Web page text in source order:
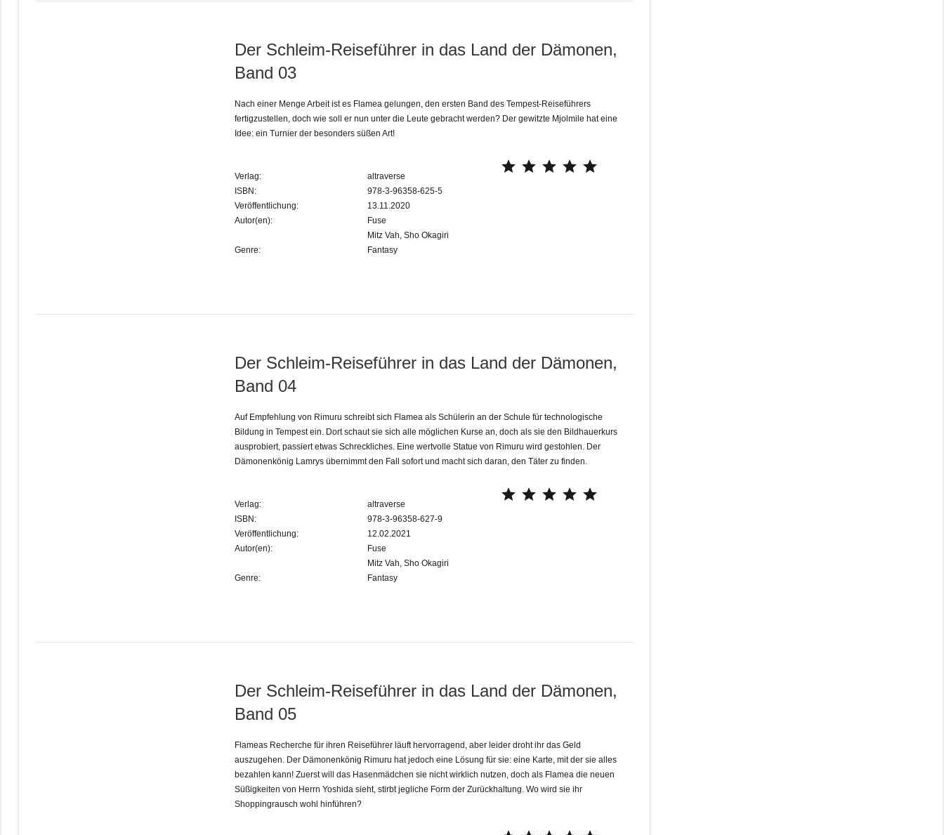
Der Schleim-Reiseführer in das Land der Dämonen,
Band 03
Nach einer Menge Arbeit ist es Flamea gelungen, den ersten Band des Tempest-Reiseführers
fertigzustellen, doch wie soll er nun unter die Leute gebracht werden? Der gewitzte Mjolmile hat eine
Idee: ein Turnier der besonders süßen Art!
Verlag:
ISBN:
Veröffentlichung:
Autor(en):
Genre:
altraverse
978-3-96358-625-5
13.11.2020
Fuse
Mitz Vah, Sho Okagiri
Fantasy
⭐⭐⭐⭐⭐
Der Schleim-Reiseführer in das Land der Dämonen,
Band 04
Auf Empfehlung von Rimuru schreibt sich Flamea als Schülerin an der Schule für technologische
Bildung in Tempest ein. Dort schaut sie sich alle möglichen Kurse an, doch als sie den Bildhauerkurs
ausprobiert, passiert etwas Schreckliches. Eine wertvolle Statue von Rimuru wird gestohlen. Der
Dämonenkönig Lamrys übernimmt den Fall sofort und macht sich daran, den Täter zu finden.
Verlag:
ISBN:
Veröffentlichung:
Autor(en):
Genre:
altraverse
978-3-96358-627-9
12.02.2021
Fuse
Mitz Vah, Sho Okagiri
Fantasy
⭐⭐⭐⭐⭐
Der Schleim-Reiseführer in das Land der Dämonen,
Band 05
Flameas Recherche für ihren Reiseführer läuft hervorragend, aber leider droht ihr das Geld
auszugehen. Der Dämonenkönig Rimuru hat jedoch eine Lösung für sie: eine Karte, mit der sie alles
bezahlen kann! Zuerst will das Hasenmädchen sie nicht wirklich nutzen, doch als Flamea die neuen
Süßigkeiten von Herrn Yoshida sieht, stirbt jegliche Form der Zurückhaltung. Wo wird sie ihr
Shoppingrausch wohl hinführen?
⭐⭐⭐⭐⭐